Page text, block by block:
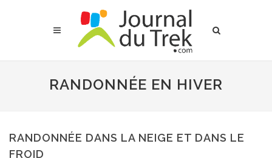
RANDONNÉE EN HIVER
RANDONNÉE DANS LA NEIGE ET DANS LE
FROID